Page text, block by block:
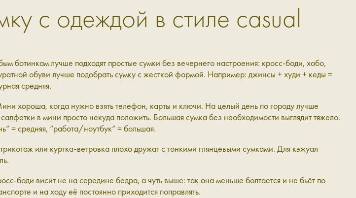
с одеждой в стиле casual
ботинкам лучше подходят простые сумки без вечернего настроения: кросс-боди, хобо,
обуви лучше подобрать сумку с жесткой формой. Например: джинсы + худи + кеды =
средняя.
хороша, когда нужно взять телефон, карты и ключи. На целый день по городу лучше
в мини просто некуда положить. Большая сумка без необходимости выглядит тяжело.
= средняя, “работа/ноутбук” = большая.
или куртка-ветровка плохо дружат с тонкими глянцевыми сумками. Для кэжуал
боди висит не на середине бедра, а чуть выше: так она меньше болтается и не бьёт по
и на ходу её постоянно приходится поправлять.